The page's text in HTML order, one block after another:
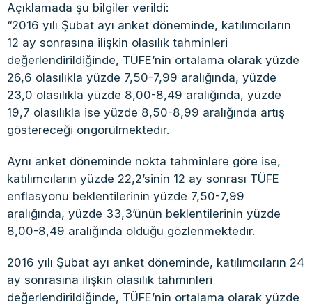
Açıklamada şu bilgiler verildi:
“2016 yılı Şubat ayı anket döneminde, katılımcıların
12 ay sonrasına ilişkin olasılık tahminleri
değerlendirildiğinde, TÜFE’nin ortalama olarak yüzde
26,6 olasılıkla yüzde 7,50-7,99 aralığında, yüzde
23,0 olasılıkla yüzde 8,00-8,49 aralığında, yüzde
19,7 olasılıkla ise yüzde 8,50-8,99 aralığında artış
göstereceği öngörülmektedir.
Aynı anket döneminde nokta tahminlere göre ise,
katılımcıların yüzde 22,2’sinin 12 ay sonrası TÜFE
enflasyonu beklentilerinin yüzde 7,50-7,99
aralığında, yüzde 33,3’ünün beklentilerinin yüzde
8,00-8,49 aralığında olduğu gözlenmektedir.
2016 yılı Şubat ayı anket döneminde, katılımcıların 24
ay sonrasına ilişkin olasılık tahminleri
değerlendirildiğinde, TÜFE’nin ortalama olarak yüzde